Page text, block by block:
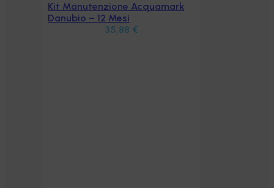
Aggiungi al carrello
Kit Manutenzione Acquamark
Danubio – 12 Mesi
35,88 €